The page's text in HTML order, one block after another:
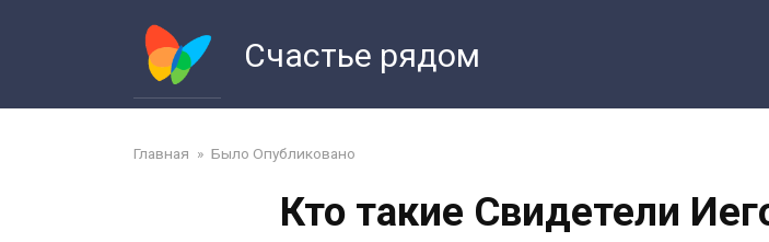
Счастье рядом
Главная » Было Опубликовано
Кто такие Свидетели